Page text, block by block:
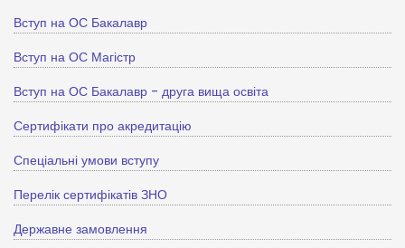
Вступ на ОС Бакалавр
Вступ на ОС Магістр
Вступ на ОС Бакалавр - друга вища освіта
Сертифікати про акредитацію
Спеціальні умови вступу
Перелік сертифікатів ЗНО
Державне замовлення